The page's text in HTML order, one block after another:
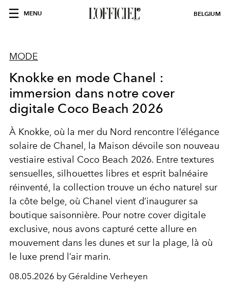
MENU BELGIUM
MODE
Knokke en mode Chanel :
immersion dans notre cover
digitale Coco Beach 2026
À Knokke, où la mer du Nord rencontre l’élégance
solaire de Chanel, la Maison dévoile son nouveau
vestiaire estival Coco Beach 2026. Entre textures
sensuelles, silhouettes libres et esprit balnéaire
réinventé, la collection trouve un écho naturel sur
la côte belge, où Chanel vient d’inaugurer sa
boutique saisonnière. Pour notre cover digitale
exclusive, nous avons capturé cette allure en
mouvement dans les dunes et sur la plage, là où
le luxe prend l’air marin.
08.05.2026 by Géraldine Verheyen